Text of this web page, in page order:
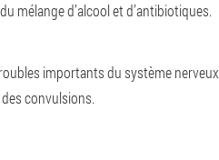
mélange d’alcool et d’antibiotiques.
importants du système nerveux
convulsions.